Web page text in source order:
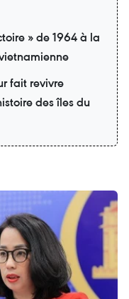
» de 1964 à la
fait revivre
des îles du